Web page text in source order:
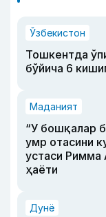
Ўзбекистон
Тошкентда
бўйича 6
Маданият
“У бошқалар
умр отасини
устаси Римма
ҳаёти
Дунё